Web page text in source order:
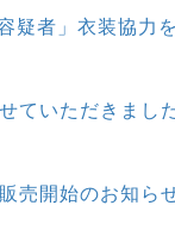
疑者」衣装協力
ていただきまし
売開始のお知ら